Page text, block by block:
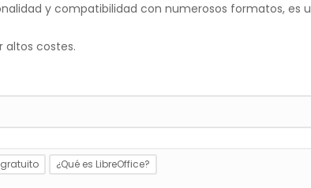
y compatibilidad con numerosos formatos, es
altos costes.
¿Qué es LibreOffice?